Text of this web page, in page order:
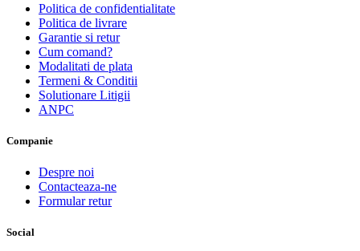
Politica de confidentialitate
Politica de livrare
Garantie si retur
Cum comand?
Modalitati de plata
Termeni & Conditii
Solutionare Litigii
ANPC
Companie
Despre noi
Contacteaza-ne
Formular retur
Social